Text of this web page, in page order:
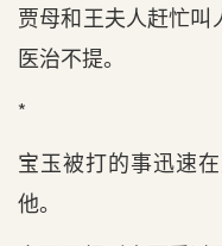
贾母和王夫人赶忙
医治不提。
*
宝玉被打的事迅速
他。